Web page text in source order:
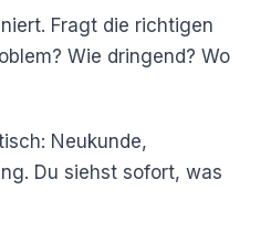
Fragt die richtigen
Wie dringend? Wo
Neukunde,
Du siehst sofort, was